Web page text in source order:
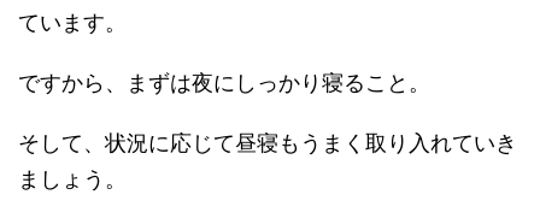
ています。
ですから、まずは夜にしっかり寝ること。
そして、状況に応じて昼寝もうまく取り入れていき
ましょう。